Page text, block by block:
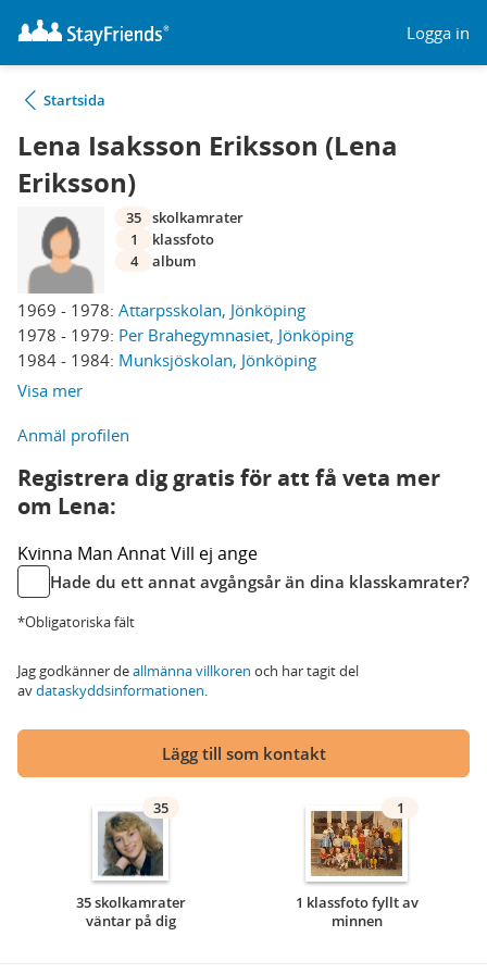
Logga in
Startsida
Lena Isaksson Eriksson (Lena
Eriksson)
1969 - 1978: Attarpsskolan, Jönköping
1978 - 1979: Per Brahegymnasiet, Jönköping
1984 - 1984: Munksjöskolan, Jönköping
Visa mer
35 skolkamrater
1
klassfoto
4
album
Anmäl profilen
Registrera dig gratis för att få veta mer
om Lena:
Kvinna Man AnnatVill ej ange
Hade du ett annat avgångsår än dina klasskamrater?
*Obligatoriska fält
Jag godkänner deallmänna villkoren och har tagit del
avdataskyddsinformationen.
Lägg till som kontakt
35
35 skolkamrater
väntar på dig
1
1 klassfoto fyllt av
minnen